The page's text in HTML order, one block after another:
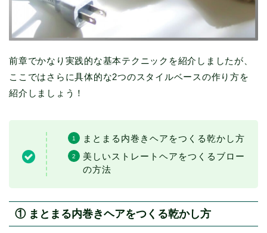
前章でかなり実践的な基本テクニックを紹介しましたが、
ここではさらに具体的な2つのスタイルベースの作り方を
紹介しましょう！
まとまる内巻きヘアをつくる乾かし方
美しいストレートヘアをつくるブロー
の方法
① まとまる内巻きヘアをつくる乾かし方